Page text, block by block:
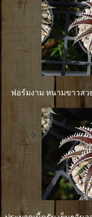
ฟอร์มงาม หนามขาวสว